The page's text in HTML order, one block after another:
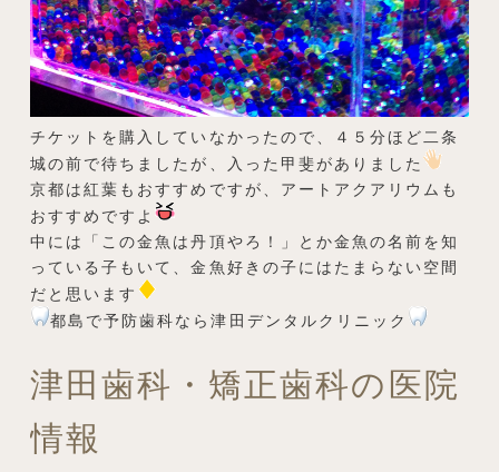
チケットを購入していなかったので、４５分ほど二条
城の前で待ちましたが、入った甲斐がありました
京都は紅葉もおすすめですが、アートアクアリウムも
おすすめですよ
中には「この金魚は丹頂やろ！」とか金魚の名前を知
っている子もいて、金魚好きの子にはたまらない空間
だと思います
都島で予防歯科なら津田デンタルクリニック
津田歯科・矯正歯科の医院
情報